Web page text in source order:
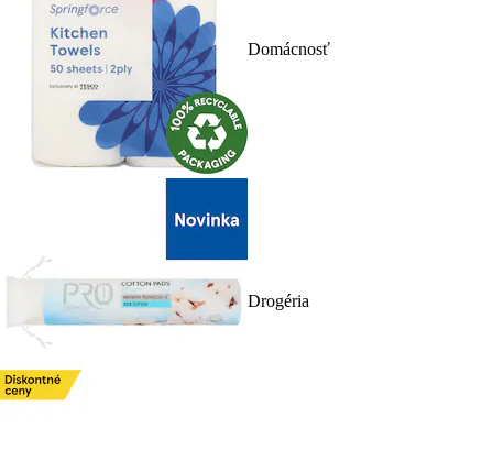
Domácnosť
Drogéria